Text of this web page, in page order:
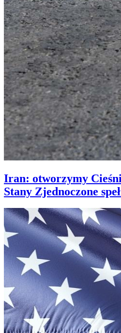
Iran: otworzymy
Stany Zjednoczone